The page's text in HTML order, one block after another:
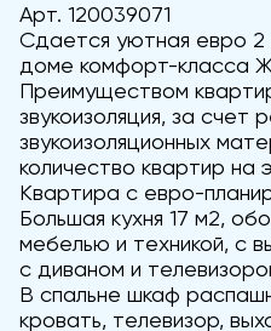
Арт. 120039071
Сдается уютная евро 2
доме комфорт-класса
Преимуществом
звукоизоляция, за счет
звукоизоляционных
количество квартир на
Квартира с евро-
Большая кухня 17 м2,
мебелью и техникой, с
с диваном и
В спальне шкаф
кровать, телевизор,